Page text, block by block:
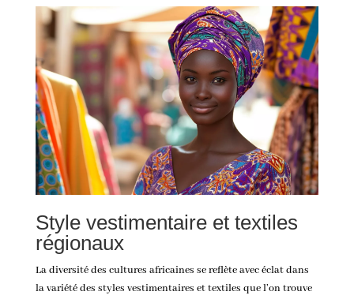
Style vestimentaire et textiles
régionaux
La diversité des cultures africaines se reflète avec éclat dans
la variété des styles vestimentaires et textiles que l’on trouve